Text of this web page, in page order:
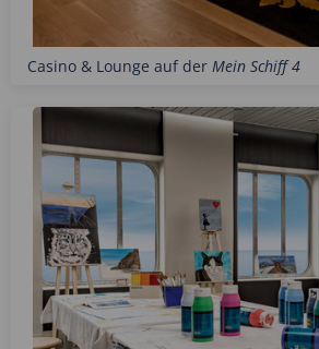
Casino & Lounge auf der Mein Schiff 4